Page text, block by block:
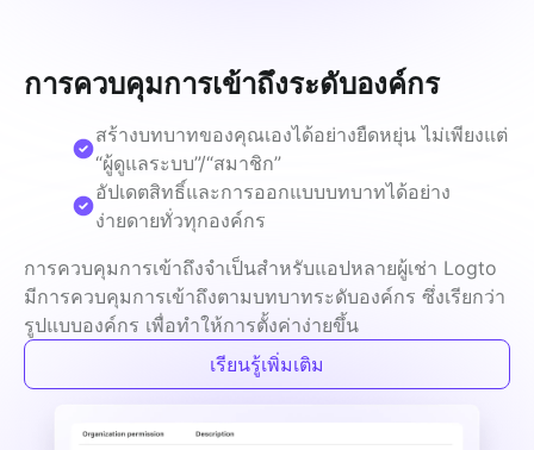
การควบคุมการเข้าถึงระดับองค์กร
การควบคุมการเข้าถึงจำเป็นสำหรับแอปหลายผู้เช่า Logto
มีการควบคุมการเข้าถึงตามบทบาทระดับองค์กร ซึ่งเรียกว่า
รูปแบบองค์กร เพื่อทำให้การตั้งค่าง่ายขึ้น
สร้างบทบาทของคุณเองได้อย่างยืดหยุ่น ไม่เพียงแต่
“ผู้ดูแลระบบ”/“สมาชิก”
อัปเดตสิทธิ์และการออกแบบบทบาทได้อย่าง
ง่ายดายทั่วทุกองค์กร
เรียนรู้เพิ่มเติม